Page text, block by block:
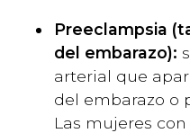
Preeclampsia
del embarazo):
arterial que
del embarazo o
Las mujeres